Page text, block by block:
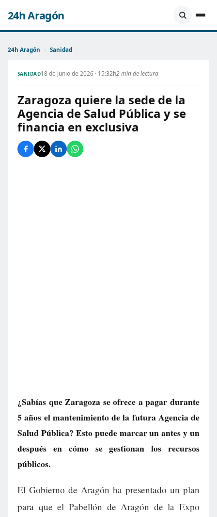
24h Aragón
24h Aragón › Sanidad
SANIDAD18 de Junio de 2026 · 15:32h2 min de lectura
Zaragoza quiere la sede de la
Agencia de Salud Pública y se
financia en exclusiva
¿Sabías que Zaragoza se ofrece a pagar durante
5 años el mantenimiento de la futura Agencia de
Salud Pública? Esto puede marcar un antes y un
después en cómo se gestionan los recursos
públicos.
El Gobierno de Aragón ha presentado un plan
para que el Pabellón de Aragón de la Expo